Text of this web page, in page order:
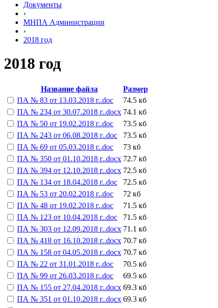
Документы
›
МНПА Администрации
›
2018 год
2018 год
Название файла
Размер
ПА № 83 от 13.03.2018 г..doc
74.5 кб
ПА № 234 от 30.07.2018 г..docx 74.1 кб
ПА № 50 от 19.02.2018 г..doc
73.5 кб
ПА № 243 от 06.08.2018 г..doc
73.5 кб
ПА № 69 от 05.03.2018 г..doc
73 кб
ПА № 350 от 01.10.2018 г..docx 72.7 кб
ПА № 394 от 12.10.2018 г..docx 72.5 кб
ПА № 134 от 18.04.2018 г..doc
72.5 кб
ПА № 53 от 20.02.2018 г..doc
72 кб
ПА № 48 от 19.02.2018 г..doc
71.5 кб
ПА № 123 от 10.04.2018 г..doc
71.5 кб
ПА № 303 от 12.09.2018 г..docx 71.1 кб
ПА № 418 от 16.10.2018 г..docx 70.7 кб
ПА № 158 от 04.05.2018 г..docx 70.7 кб
ПА № 22 от 31.01.2018 г..doc
70.5 кб
ПА № 99 от 26.03.2018 г..doc
69.5 кб
ПА № 155 от 27.04.2018 г..docx 69.3 кб
ПА № 351 от 01.10.2018 г..docx 69.3 кб